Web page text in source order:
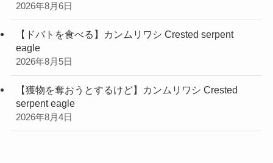
2026年8月6日
【ドバトを食べる】カンムリワシ Crested serpent
eagle
2026年8月5日
【獲物を奪おうとするけど】カンムリワシ Crested
serpent eagle
2026年8月4日